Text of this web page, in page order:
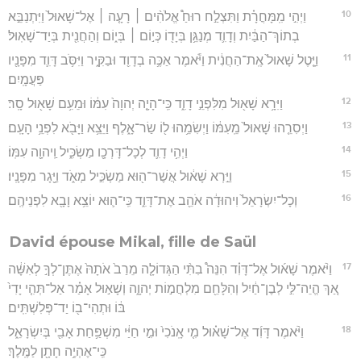
10
וַיְהִ֣י מִֽמָּחֳרָ֗ת וַתִּצְלַ֣ח רוּחַ֩ אֱלֹהִ֨ים ׀ רָעָ֤ה ׀ אֶל־שָׁאוּל֙ וַיִּתְנַבֵּ֣א
בְתוֹךְ־הַבַּ֔יִת וְדָוִ֛ד מְנַגֵּ֥ן בְּיָד֖וֹ כְּי֣וֹם ׀ בְּי֑וֹם וְהַחֲנִ֖ית בְּיַד־שָׁאֽוּל׃
11
וַיָּ֤טֶל שָׁאוּל֙ אֶֽת־הַחֲנִ֔ית וַיֹּ֕אמֶר אַכֶּ֥ה בְדָוִ֖ד וּבַקִּ֑יר וַיִּסֹּ֥ב דָּוִ֛ד מִפָּנָ֖יו
פַּעֲמָֽיִם׃
12 וַיִּרָ֥א שָׁא֖וּל מִלִּפְנֵ֣י דָוִ֑ד כִּֽי־הָיָ֤ה יְהוָה֙ עִמּ֔וֹ וּמֵעִ֥ם שָׁא֖וּל סָֽר׃
13 וַיְסִרֵ֤הוּ שָׁאוּל֙ מֵֽעִמּ֔וֹ וַיְשִׂמֵ֥הוּ ל֖וֹ שַׂר־אָ֑לֶף וַיֵּצֵ֥א וַיָּבֹ֖א לִפְנֵ֥י הָעָֽם׃
14 וַיְהִ֥י דָוִ֛ד לְכָל־דָּרְכָ֖ו מַשְׂכִּ֑יל וַֽיהוָ֖ה עִמּֽוֹ׃
15 וַיַּ֣רְא שָׁא֔וּל אֲשֶׁר־ה֖וּא מַשְׂכִּ֣יל מְאֹ֑ד וַיָּ֖גָר מִפָּנָֽיו׃
16 וְכָל־יִשְׂרָאֵל֙ וִיהוּדָ֔ה אֹהֵ֖ב אֶת־דָּוִ֑ד כִּֽי־ה֛וּא יוֹצֵ֥א וָבָ֖א לִפְנֵיהֶֽם׃
David épouse Mikal, fille de Saül
17
וַיֹּ֨אמֶר שָׁא֜וּל אֶל־דָּוִ֗ד הִנֵּה֩ בִתִּ֨י הַגְּדוֹלָ֤ה מֵרַב֙ אֹתָהּ֙ אֶתֶּן־לְךָ֣ לְאִשָּׁ֔ה
אַ֚ךְ הֱיֵה־לִּ֣י לְבֶן־חַ֔יִל וְהִלָּחֵ֖ם מִלְחֲמ֣וֹת יְהוָ֑ה וְשָׁא֣וּל אָמַ֗ר אַל־תְּהִ֤י יָדִי֙
בּ֔וֹ וּתְהִי־ב֖וֹ יַד־פְּלִשְׁתִּֽים׃
18
וַיֹּ֨אמֶר דָּוִ֜ד אֶל־שָׁא֗וּל מִ֤י אָֽנֹכִי֙ וּמִ֣י חַיַּ֔י מִשְׁפַּ֥חַת אָבִ֖י בְּיִשְׂרָאֵ֑ל
כִּֽי־אֶהְיֶ֥ה חָתָ֖ן לַמֶּֽלֶךְ׃